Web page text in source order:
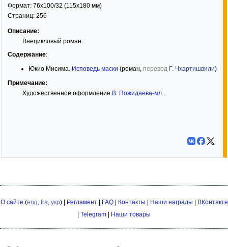
Формат: 76x100/32 (115x180 мм)
Страниц: 256
Описание:
Внецикловый роман.
Содержание:
Юкио Мисима. Исповедь маски (роман, перевод Г. Чхартишвили)
Примечание:
Художественное оформление В. Пожидаева-мл..
О сайте (eng, fra, укр) | Регламент| FAQ| Контакты Наши награды
ВКонтакте
Telegram Наши товары